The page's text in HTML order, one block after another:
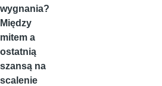
wygnania?
Między
mitem a
ostatnią
szansą na
scalenie